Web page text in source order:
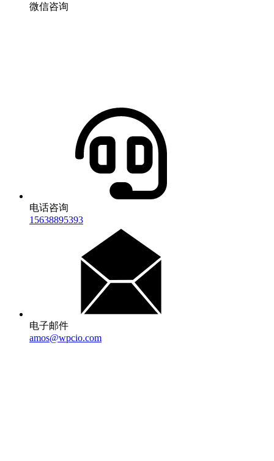
微信咨询
电话咨询
15638895393
电子邮件
amos@wpcio.com